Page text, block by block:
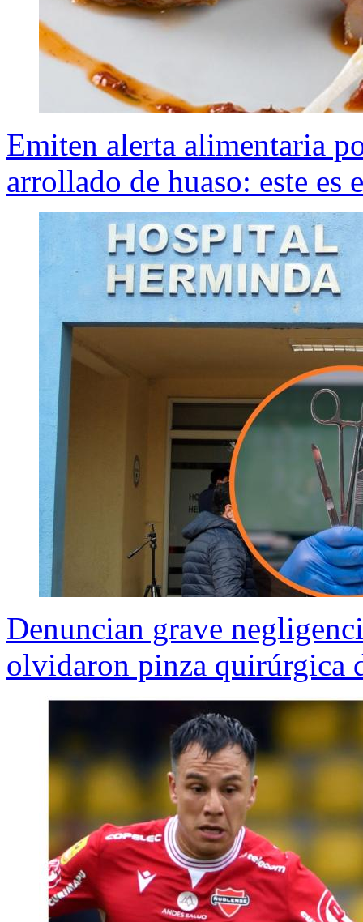
Emiten alerta alimentaria
arrollado de huaso: este es
Denuncian grave
olvidaron pinza quirúrgica